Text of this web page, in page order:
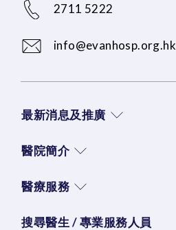
2711 5222
info@evanhosp.org.hk
最新消息及推廣
醫院簡介
醫療服務
搜尋醫生 / 專業服務人員